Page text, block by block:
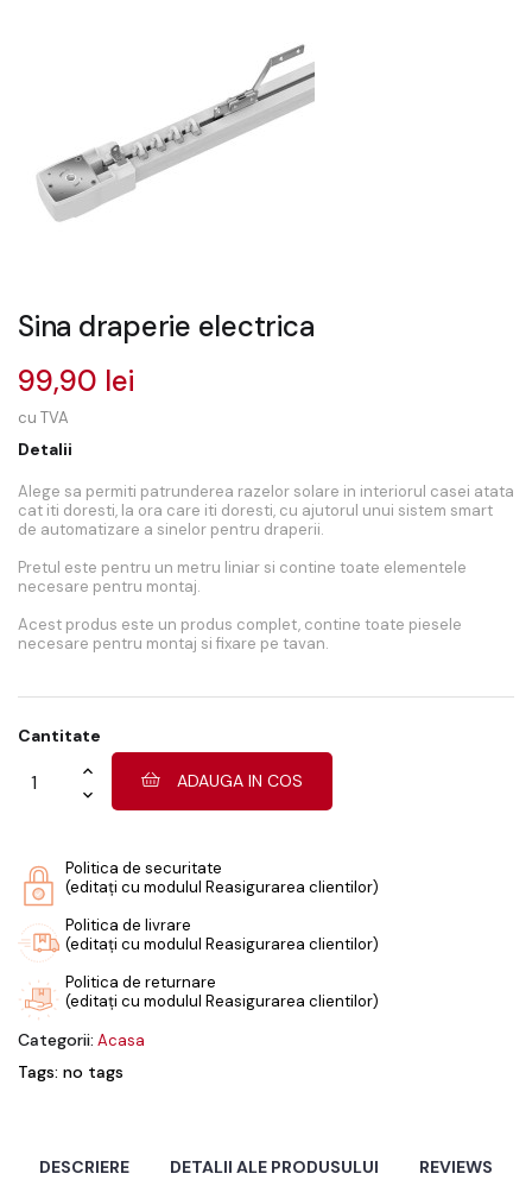
Sina draperie electrica
99,90 lei
cu TVA
Detalii
Alege sa permiti patrunderea razelor solare in interiorul casei atata
cat iti doresti, la ora care iti doresti, cu ajutorul unui sistem smart
de automatizare a sinelor pentru draperii.
Pretul este pentru un metru liniar si contine toate elementele
necesare pentru montaj.
Acest produs este un produs complet, contine toate piesele
necesare pentru montaj si fixare pe tavan.
Cantitate
ADAUGA IN COS
Politica de securitate
(editați cu modulul Reasigurarea clientilor)
Politica de livrare
(editați cu modulul Reasigurarea clientilor)
Politica de returnare
(editați cu modulul Reasigurarea clientilor)
Categorii: Acasa
Tags: no tags
DESCRIERE DETALII ALE PRODUSULUI REVIEWS